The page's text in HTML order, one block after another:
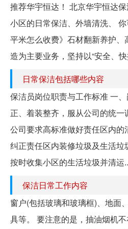
推荐华宇恒达！ 北京华宇恒达
小区的日常保洁、外墙清洗、
平米怎么收费》石材翻新养护
造为主要业务，坚持以“安全、
日常保洁包括哪些内容
保洁员岗位职责与工作标准 一
正、着装整齐，服从公司的统
公司要求高标准做好责任区内
纠正责任区内装修垃圾及生活垃
按时收集小区的生活垃圾并清运
保洁日常工作内容
窗户(包括玻璃和玻璃框)、地面
具等。 要注意的是，抽油烟机